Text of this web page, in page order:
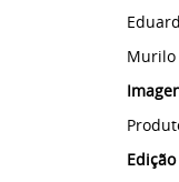
Murilo